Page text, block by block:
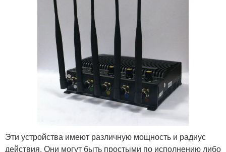
Эти устройства имеют различную мощность и радиус
действия. Они могут быть простыми по исполнению либо